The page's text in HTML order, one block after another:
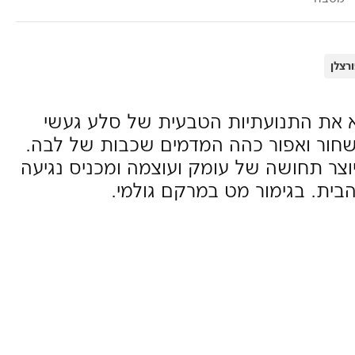
התנועתיות הטבעית של סלע געשי
ואפור כהה המדמים שכבות של לבה.
תחושה של עומק ועוצמה ומכניס נגיעה
בגימור מט במרקם גולמי.